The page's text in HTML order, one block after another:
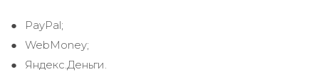
PayPal;
WebMoney;
Яндекс.Деньги.